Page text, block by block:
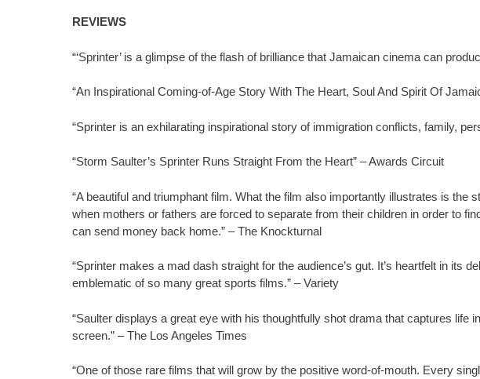
REVIEWS
“‘Sprinter’ is a glimpse of the flash of brilliance that Jamaican cinema can
“An Inspirational Coming-of-Age Story With The Heart, Soul And Spirit Of
“Sprinter is an exhilarating inspirational story of immigration conflicts, family,
“Storm Saulter’s Sprinter Runs Straight From the Heart” – Awards Circuit
“A beautiful and triumphant film. What the film also importantly illustrates is the
when mothers or fathers are forced to separate from their children in order to
can send money back home.” – The Knockturnal
​“Sprinter makes a mad dash straight for the audience’s gut. It’s heartfelt in its
emblematic of so many great sports films.” – Variety
“Saulter displays a great eye with his thoughtfully shot drama that captures life
screen.” – The Los Angeles Times
“One of those rare films that will grow by the positive word-of-mouth. Every